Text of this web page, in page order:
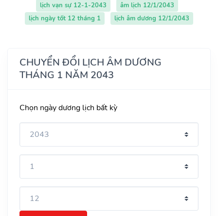
lịch vạn sự 12-1-2043
âm lịch 12/1/2043
lịch ngày tốt 12 tháng 1
lịch âm dương 12/1/2043
CHUYỂN ĐỔI LỊCH ÂM DƯƠNG
THÁNG 1 NĂM 2043
Chọn ngày dương lịch bất kỳ